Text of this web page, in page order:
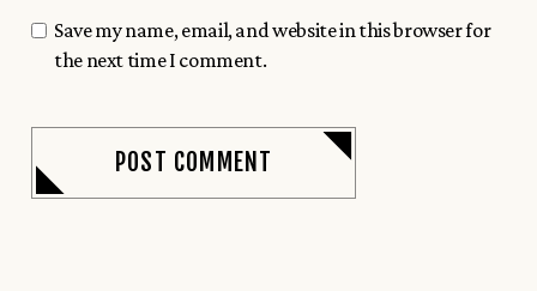
Save my name, email, and website in this browser for
the next time I comment.
POST COMMENT